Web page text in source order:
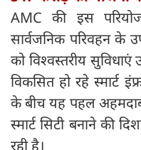
AMC की इस
सार्वजनिक परिवहन के
को विश्वस्तरीय
विकसित हो रहे स्मार्ट
के बीच यह पहल
स्मार्ट सिटी बनाने की
रही है।